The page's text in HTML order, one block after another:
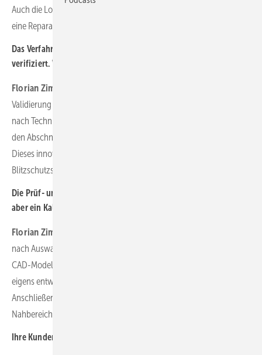
Auch die Lokalisierung möglicher Schadstellen ist präzise und für
eine Reparatur auch nachträglich jederzeit nachvollziehbar.
Das Verfahren wurde im Sommer vom TÜV Süd validiert und
verifiziert. Was heißt das für die Windkraft?
Florian Zimmer:
Validierung und Verifizierung bestätigt, dass sich das Messsystem
nach Technischer Richtlinie des BWE als alternative Prüfmethode für
den Abschnitt von den Rezeptoren bis zu den Blattflanschen eignet.
Dieses innovative Verfahren kann nun für die Prüfung des
Blitzschutzsystems innerhalb der Rotorblätter eingesetzt werden.
Die Prüf- und Inspektionsflüge erfolgen autonom. Muss nicht
aber ein Kalibrierungsflug vorweg von Hand gesteuert werden?
Florian Zimmer:
nach Auswahl des WEA-Typs autonom. Hierbei wird ein generisches
CAD-Modell an die exakten Abmessungen der WEA angepasst. Die
eigens entwickelte KI unterstützt den Anwender dabei.
Anschließend kann die autonome optische Inspektion im
Nahbereich der Anlage stattfinden.
Ihre Kunden können die Flüge selbst durchführen. Wie das?